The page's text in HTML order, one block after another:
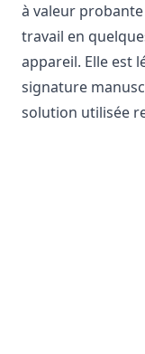
à valeur
travail en
appareil. Elle est
signature
solution utilisée